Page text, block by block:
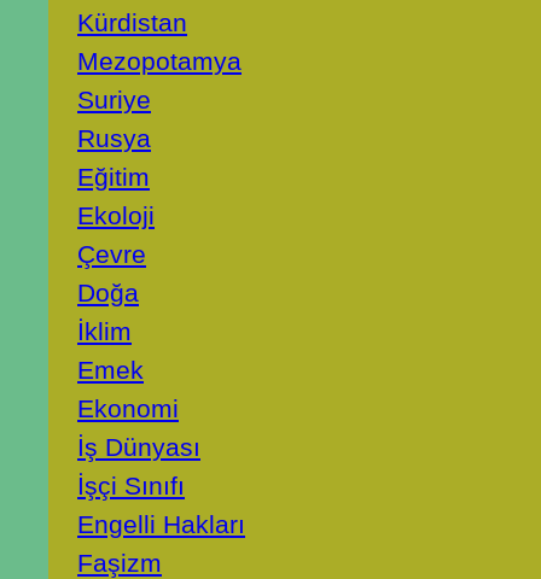
Kürdistan
Mezopotamya
Suriye
Rusya
Eğitim
Ekoloji
Çevre
Doğa
İklim
Emek
Ekonomi
İş Dünyası
İşçi Sınıfı
Engelli Hakları
Faşizm